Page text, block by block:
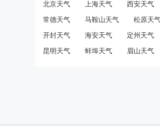
北京天气 上海天气 西安天气
常德天气 马鞍山天气 松原天
开封天气 海安天气 定州天气
昆明天气 蚌埠天气 眉山天气